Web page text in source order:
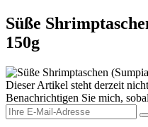
Süße
150g
Dieser Artikel steht derzeit
Benachrichtigen Sie mich,